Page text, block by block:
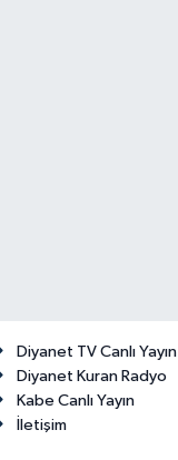
Diyanet TV Canlı Yayın
Diyanet Kuran Radyo
Kabe Canlı Yayın
İletişim